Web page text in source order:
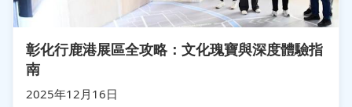
彰化行鹿港展區全攻略：文化瑰寶與深度體驗指
南
2025年12月16日